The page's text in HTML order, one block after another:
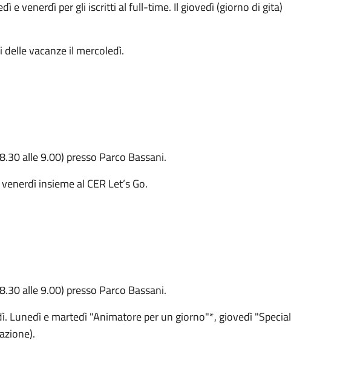
e venerdì per gli iscritti al full-time. Il giovedì (giorno di gita)
vacanze il mercoledì.
alle 9.00) presso Parco Bassani.
insieme al CER Let’s Go.
alle 9.00) presso Parco Bassani.
Lunedì e martedì "Animatore per un giorno"*, giovedì "Special